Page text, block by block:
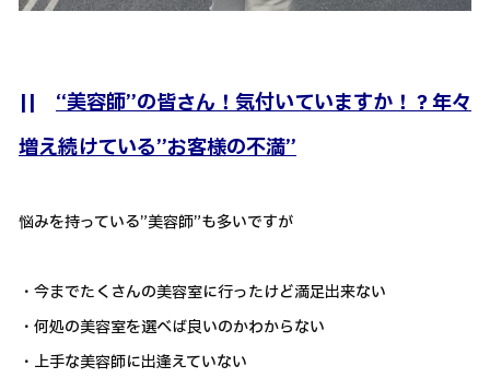
|| “美容師”の皆さん！気付いていますか！？年々
増え続けている”お客様の不満”
悩みを持っている”美容師”も多いですが
・今までたくさんの美容室に行ったけど満足出来ない
・何処の美容室を選べば良いのかわからない
・上手な美容師に出逢えていない